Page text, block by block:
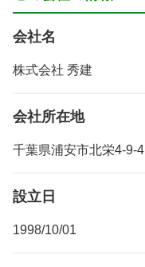
会社名
株式会社 秀建
会社所在地
千葉県浦安市北栄4-9-4
設立日
1998/10/01